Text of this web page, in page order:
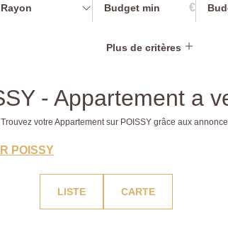
Rayon €
Plus de critères
- Appartement a
votre Appartement sur POISSY grâce aux
POISSY
LISTE CARTE